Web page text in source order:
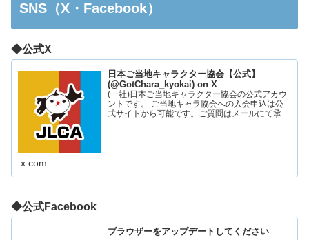
SNS（X・Facebook）
◆公式X
日本ご当地キャラクター協会【公式】
(@GotChara_kyokai) on X
(一社)日本ご当地キャラクター協会の公式アカウ
ントです。 ご当地キャラ協会への入会申込は公
式サイトから可能です。ご質問はメールにて承っ
x.com
◆公式Facebook
ブラウザーをアップデートしてください